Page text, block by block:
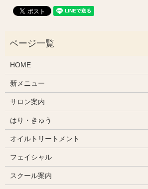
HOME
新メニュー
サロン案内
はり・きゅう
オイルトリートメント
フェイシャル
スクール案内